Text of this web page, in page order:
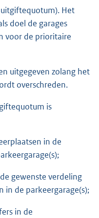
Het
doel de garages
voor de prioritaire
uitgegeven zolang het
overschreden.
is
in de
gewenste verdeling
in de parkeergarage(s);
in de